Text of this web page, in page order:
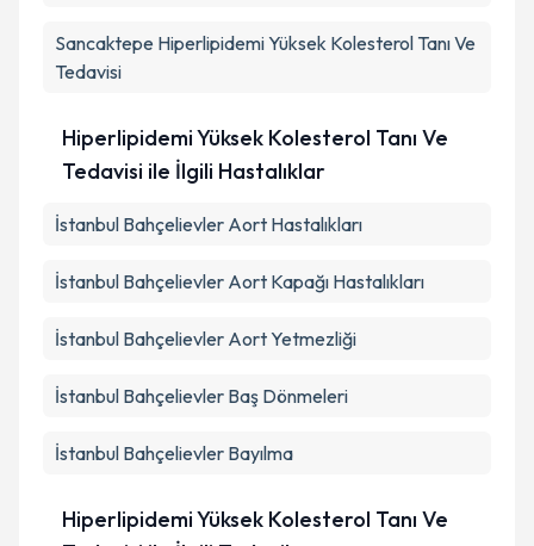
Sancaktepe Hiperlipidemi Yüksek Kolesterol Tanı Ve
Tedavisi
Hiperlipidemi Yüksek Kolesterol Tanı Ve
Tedavisi ile İlgili Hastalıklar
İstanbul Bahçelievler Aort Hastalıkları
İstanbul Bahçelievler Aort Kapağı Hastalıkları
İstanbul Bahçelievler Aort Yetmezliği
İstanbul Bahçelievler Baş Dönmeleri
İstanbul Bahçelievler Bayılma
Hiperlipidemi Yüksek Kolesterol Tanı Ve